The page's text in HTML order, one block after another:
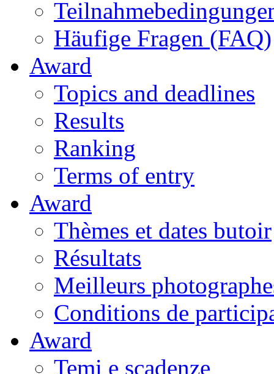
Häufige Fragen (FAQ)
Award
Topics and deadlines
Results
Ranking
Terms of entry
Award
Thèmes et dates butoir
Résultats
Meilleurs
Conditions de
Award
Temi e scadenze